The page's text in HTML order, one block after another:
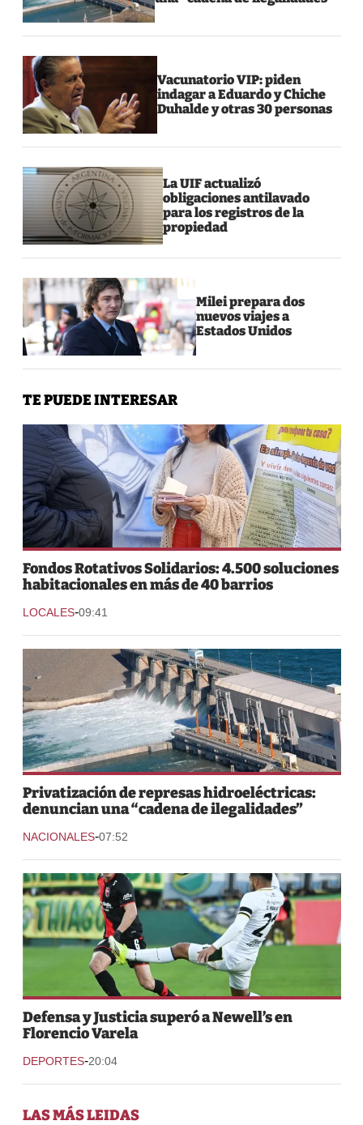
Vacunatorio VIP: piden
indagar a Eduardo y Chiche
Duhalde y otras 30 personas
La UIF actualizó
obligaciones antilavado
para los registros de la
propiedad
Milei prepara dos
nuevos viajes a
Estados Unidos
TE PUEDE INTERESAR
Fondos Rotativos Solidarios: 4.500 soluciones
habitacionales en más de 40 barrios
LOCALES-09:41
Privatización de represas hidroeléctricas:
denuncian una “cadena de ilegalidades”
NACIONALES-07:52
Defensa y Justicia superó a Newell’s en
Florencio Varela
DEPORTES-20:04
LAS MÁS LEIDAS